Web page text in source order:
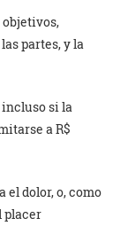
partes, y la
incluso si la
a R$
el dolor, o, como
placer